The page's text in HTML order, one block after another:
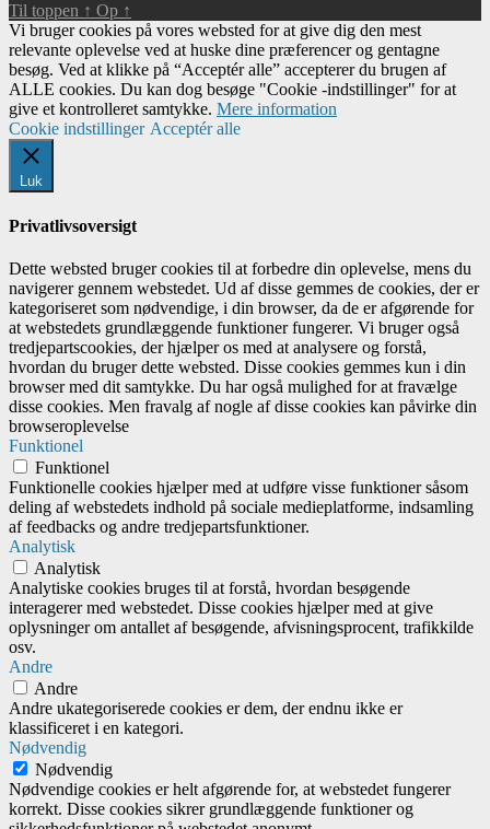
Til toppen ↑ Op ↑
Vi bruger cookies på vores websted for at give dig den mest
relevante oplevelse ved at huske dine præferencer og gentagne
besøg. Ved at klikke på “Acceptér alle” accepterer du brugen af ​​
ALLE cookies. Du kan dog besøge "Cookie -indstillinger" for at
give et kontrolleret samtykke. Mere information
Cookie indstillinger Acceptér alle
Luk
Privatlivsoversigt
Dette websted bruger cookies til at forbedre din oplevelse, mens du
navigerer gennem webstedet. Ud af disse gemmes de cookies, der er
kategoriseret som nødvendige, i din browser, da de er afgørende for
at webstedets grundlæggende funktioner fungerer. Vi bruger også
tredjepartscookies, der hjælper os med at analysere og forstå,
hvordan du bruger dette websted. Disse cookies gemmes kun i din
browser med dit samtykke. Du har også mulighed for at fravælge
disse cookies. Men fravalg af nogle af disse cookies kan påvirke din
browseroplevelse
Funktionel
Funktionel
Funktionelle cookies hjælper med at udføre visse funktioner såsom
deling af webstedets indhold på sociale medieplatforme, indsamling
af feedbacks og andre tredjepartsfunktioner.
Analytisk
Analytisk
Analytiske cookies bruges til at forstå, hvordan besøgende
interagerer med webstedet. Disse cookies hjælper med at give
oplysninger om antallet af besøgende, afvisningsprocent, trafikkilde
osv.
Andre
Andre
Andre ukategoriserede cookies er dem, der endnu ikke er
klassificeret i en kategori.
Nødvendig
Nødvendig
Nødvendige cookies er helt afgørende for, at webstedet fungerer
korrekt. Disse cookies sikrer grundlæggende funktioner og